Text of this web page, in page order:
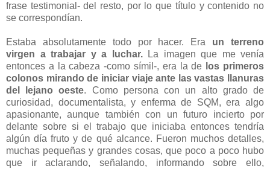
frase testimonial- del resto, por lo que título y contenido no
se correspondían.
Estaba absolutamente todo por hacer. Era un terreno
virgen a trabajar y a luchar.La imagen que me venía
entonces a la cabeza -como símil-, era la de los primeros
colonos mirando de iniciar viaje ante las vastas llanuras
del lejano oeste. Como persona con un alto grado de
curiosidad, documentalista, y enferma de SQM, era algo
apasionante, aunque también con un futuro incierto por
delante sobre si el trabajo que iniciaba entonces tendría
algún día fruto y de qué alcance. Fueron muchos detalles,
muchas pequeñas y grandes cosas, que poco a poco hubo
que ir aclarando, señalando, informando sobre ello,